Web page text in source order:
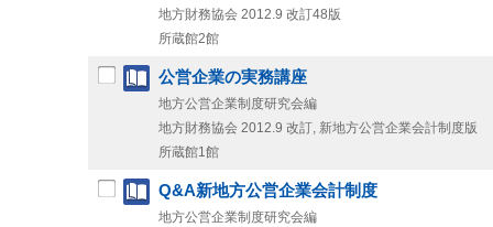
地方財務協会 2012.9 改訂48版
所蔵館2館
公営企業の実務講座
地方公営企業制度研究会編
地方財務協会 2012.9 改訂, 新地方公営企業会計制度版
所蔵館1館
Q&A新地方公営企業会計制度
地方公営企業制度研究会編